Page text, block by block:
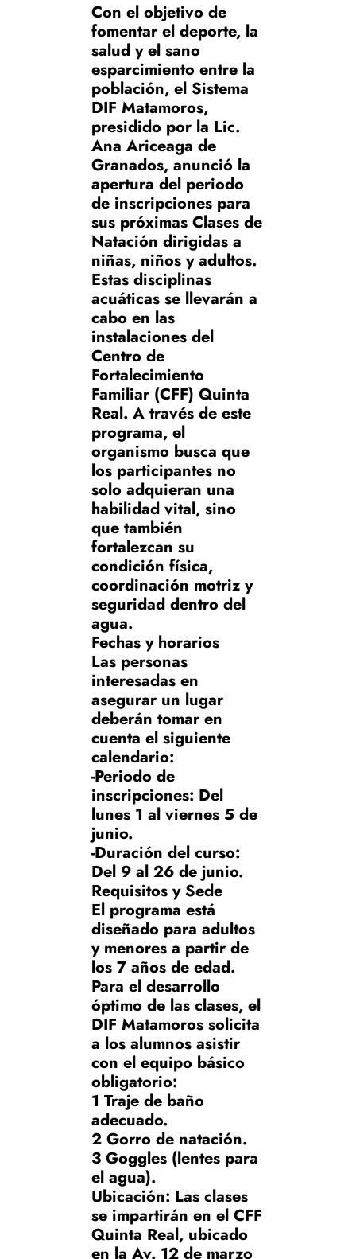
Con el objetivo de
fomentar el deporte, la
salud y el sano
esparcimiento entre la
población, el Sistema
DIF Matamoros,
presidido por la Lic.
Ana Ariceaga de
Granados, anunció la
apertura del periodo
de inscripciones para
sus próximas Clases de
Natación dirigidas a
niñas, niños y adultos.
Estas disciplinas
acuáticas se llevarán a
cabo en las
instalaciones del
Centro de
Fortalecimiento
Familiar (CFF) Quinta
Real. A través de este
programa, el
organismo busca que
los participantes no
solo adquieran una
habilidad vital, sino
que también
fortalezcan su
condición física,
coordinación motriz y
seguridad dentro del
agua.
Fechas y horarios
Las personas
interesadas en
asegurar un lugar
deberán tomar en
cuenta el siguiente
calendario:
-Periodo de
inscripciones: Del
lunes 1 al viernes 5 de
junio.
-Duración del curso:
Del 9 al 26 de junio.
Requisitos y Sede
El programa está
diseñado para adultos
y menores a partir de
los 7 años de edad.
Para el desarrollo
óptimo de las clases, el
DIF Matamoros solicita
a los alumnos asistir
con el equipo básico
obligatorio:
1 Traje de baño
adecuado.
2 Gorro de natación.
3 Goggles (lentes para
el agua).
Ubicación: Las clases
se impartirán en el CFF
Quinta Real, ubicado
en la Av. 12 de marzo